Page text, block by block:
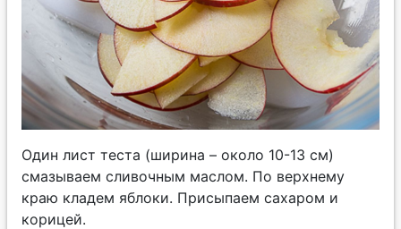
Один лист теста (ширина – около 10-13 см)
смазываем сливочным маслом. По верхнему
краю кладем яблоки. Присыпаем сахаром и
корицей.